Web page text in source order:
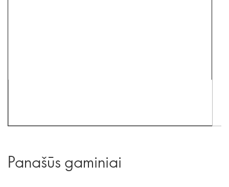
Panašūs gaminiai